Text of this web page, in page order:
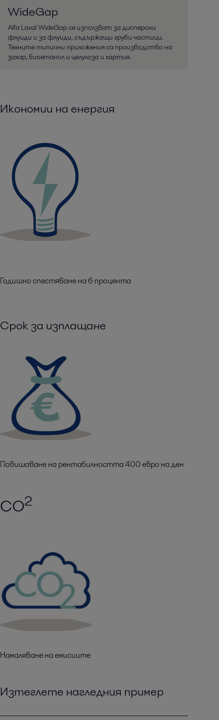
WideGap
Alfa Laval WideGap се използват за дисперсни
флуиди и за флуиди, съдържащи груби частици.
Техните типични приложения са производство на
захар, биоетанол и целулоза и хартия.
Икономии на енергия
Годишно спестяване на 6 процента
Срок за изплащане
Повишаване на рентабилността 400 евро на ден
CO2
Намаляване на емисиите
Изтеглете нагледния пример